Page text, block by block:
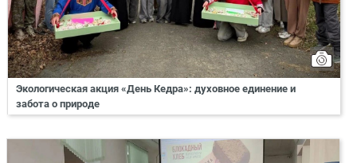
Экологическая акция «День Кедра»: духовное единение и
забота о природе